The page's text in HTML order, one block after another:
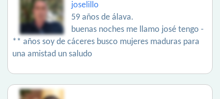
joselillo
59 años de álava.
buenas noches me llamo josé tengo -
** años soy de cáceres busco mujeres maduras para
una amistad un saludo